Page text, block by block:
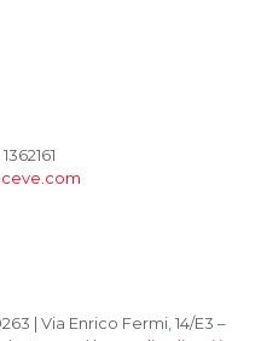
| Via Enrico Fermi, 14/E3 –